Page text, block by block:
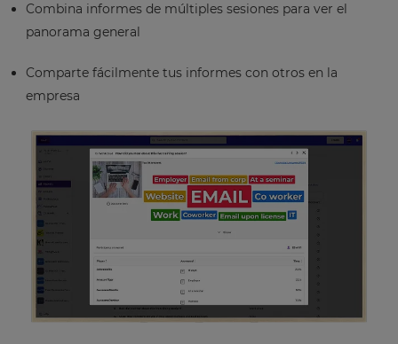
Combina informes de múltiples sesiones para ver el
panorama general
Comparte fácilmente tus informes con otros en la
empresa